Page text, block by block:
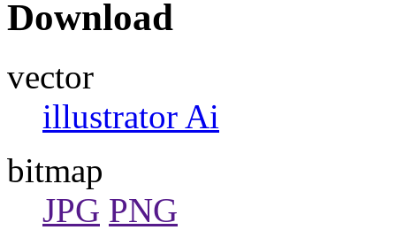
Download
vector
illustrator Ai
bitmap
JPG PNG